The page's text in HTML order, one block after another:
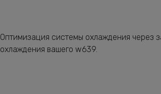
Оптимизация системы охлаждения через
охлаждения вашего w639.